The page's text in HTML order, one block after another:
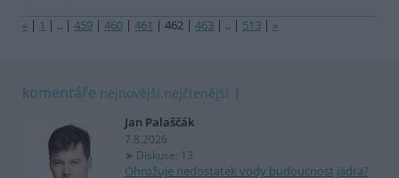
« | 1 | .. | 459 | 460 | 461 | 462 | 463 | .. | 513 | »
komentáře nejnovější nejčtenější
Jan Palaščák
7.8.2026
Diskuse: 13
Ohrožuje nedostatek vody budoucnost jádra?